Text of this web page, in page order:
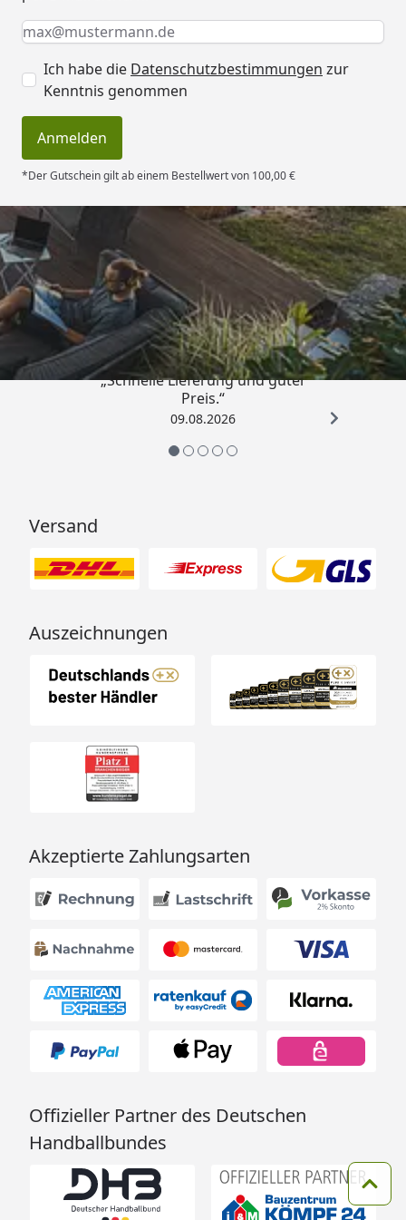
Keine Eingabe erforderlich
Eingabe erforderlich
E-Mail *
Ich habe die Datenschutzbestimmungen zur
Kenntnis genommen
Anmelden
*Der Gutschein gilt ab einem Bestellwert von 100,00 €
Trusted Shops
4,83/ 5
„Schnelle Lieferung und guter
Preis.“
09.08.2026
Versand
Auszeichnungen
Akzeptierte Zahlungsarten
Offizieller Partner des Deutschen
Handballbundes